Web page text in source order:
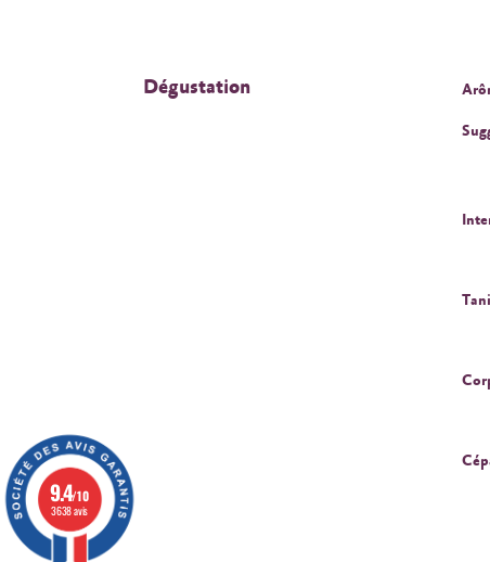
Dégustation
9.4/10
3638 avis